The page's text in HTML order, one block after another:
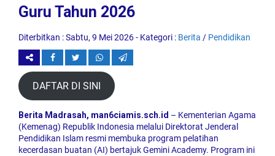
Guru Tahun 2026
Diterbitkan :Sabtu, 9 Mei 2026- Kategori : Berita / Pendidikan
DAFTAR DI SINI
Berita Madrasah, man6ciamis.sch.id – Kementerian Agama
(Kemenag) Republik Indonesia melalui Direktorat Jenderal
Pendidikan Islam resmi membuka program pelatihan
kecerdasan buatan (AI) bertajuk Gemini Academy. Program ini